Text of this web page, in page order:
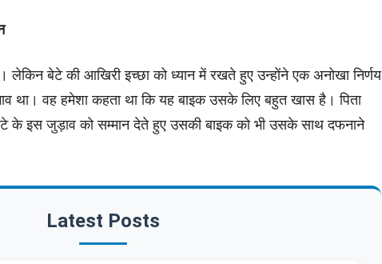
लेकिन बेटे की आखिरी इच्छा को ध्यान में रखते हुए उन्होंने एक अनोखा निर्णय
था। वह हमेशा कहता था कि यह बाइक उसके लिए बहुत खास है। पिता
के इस जुड़ाव को सम्मान देते हुए उसकी बाइक को भी उसके साथ दफनाने
Latest Posts